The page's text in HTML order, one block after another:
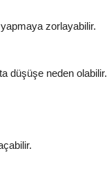
zorlayabilir.
düşüşe neden olabilir.